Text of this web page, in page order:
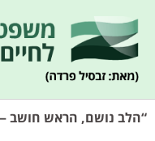
“הלב נושם, הראש חושב